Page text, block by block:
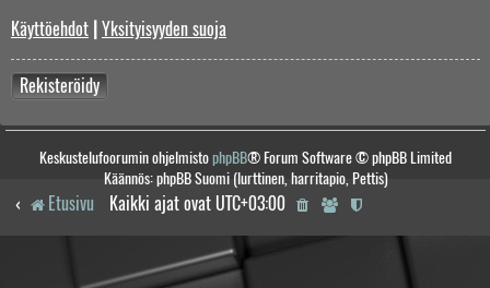
Käyttöehdot Yksityisyyden suoja
Rekisteröidy
Keskustelufoorumin ohjelmistophpBB® Forum Software © phpBB Limited
Käännös: phpBB Suomi (lurttinen, harritapio, Pettis)
Etusivu Kaikki ajat ovat UTC+03:00